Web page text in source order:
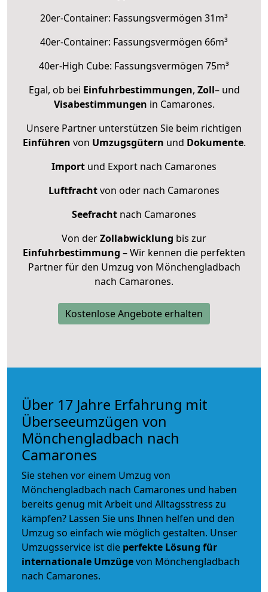
20er-Container: Fassungsvermögen 31m³
40er-Container: Fassungsvermögen 66m³
40er-High Cube: Fassungsvermögen 75m³
Egal, ob bei Einfuhrbestimmungen, Zoll– und
Visabestimmungen in Camarones.
Unsere Partner unterstützen Sie beim richtigen
Einführen von Umzugsgütern und Dokumente.
Import und Export nach Camarones
Luftfrachtvon oder nach Camarones
Seefracht nach Camarones
Von derZollabwicklung bis zur
Einfuhrbestimmung – Wir kennen die perfekten
Partner für den Umzug von Mönchengladbach
nach Camarones.
Kostenlose Angebote erhalten
Über 17 Jahre Erfahrung mit
Überseeumzügen von
Mönchengladbach nach
Camarones
Sie stehen vor einem Umzug von
Mönchengladbach nach Camarones und haben
bereits genug mit Arbeit und Alltagsstress zu
kämpfen? Lassen Sie uns Ihnen helfen und den
Umzug so einfach wie möglich gestalten. Unser
Umzugsservice ist die perfekte Lösung für
internationale Umzügevon Mönchengladbach
nach Camarones.